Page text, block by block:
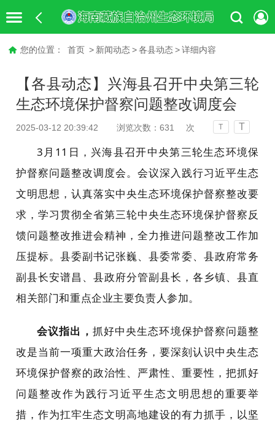
您的位置： 首页 > 新闻动态 > 各县动态 > 详细内容
【各县动态】兴海县召开中央第三轮
生态环境保护督察问题整改调度会
2025-03-12 20:39:42 浏览次数：631 次 T T
3月11日，兴海县召开中央第三轮生态环境保
护督察问题整改调度会。会议深入践行习近平生态
文明思想，认真落实中央生态环境保护督察整改要
求，学习贯彻全省第三轮中央生态环境保护督察反
馈问题整改推进会精神，全力推进问题整改工作加
压提标。县委副书记张巍、县委常委、县政府常务
副县长安谱昌、县政府分管副县长，各乡镇、县直
相关部门和重点企业主要负责人参加。
会议指出， 抓好中央生态环境保护督察问题整
改是当前一项重大政治任务，要深刻认识中央生态
环境保护督察的政治性、严肃性、重要性，把抓好
问题整改作为践行习近平生态文明思想的重要举
措，作为扛牢生态文明高地建设的有力抓手，以坚